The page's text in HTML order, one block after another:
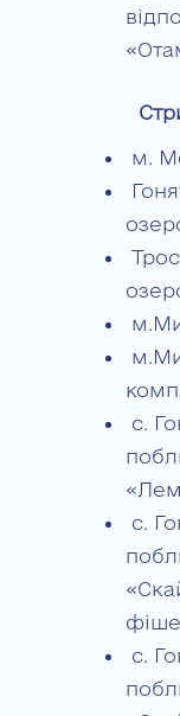
м.
с.
с.
с.